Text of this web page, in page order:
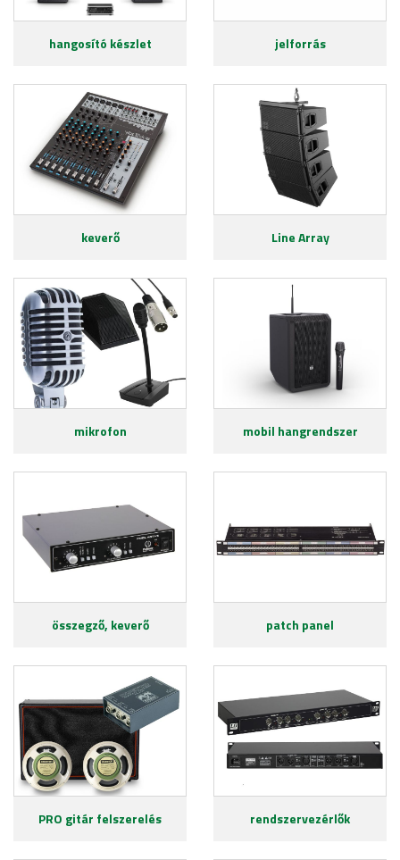
hangosító készlet jelforrás
keverő Line Array
mikrofon mobil hangrendszer
összegző, keverő patch panel
PRO gitár felszerelés rendszervezérlők